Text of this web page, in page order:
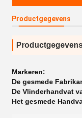
Productgegevens
Markeren:
De gesmede
De Vlinderhandvat
Het gesmede